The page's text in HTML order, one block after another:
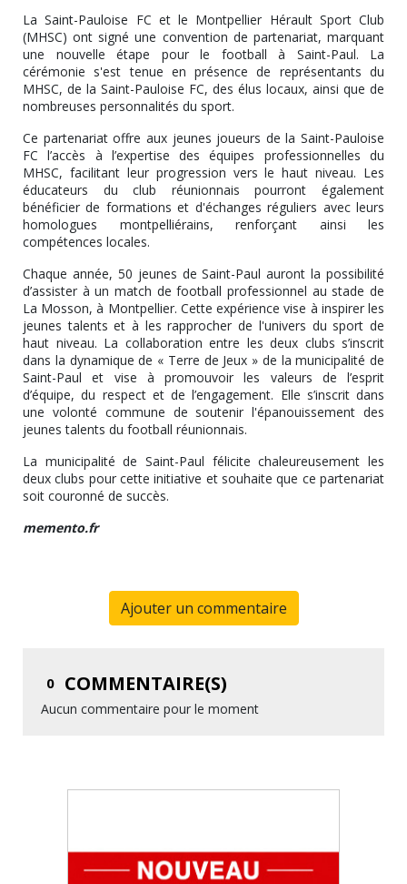
La Saint-Pauloise FC et le Montpellier Hérault Sport Club
(MHSC) ont signé une convention de partenariat, marquant
une nouvelle étape pour le football à Saint-Paul. La
cérémonie s'est tenue en présence de représentants du
MHSC, de la Saint-Pauloise FC, des élus locaux, ainsi que de
nombreuses personnalités du sport.
Ce partenariat offre aux jeunes joueurs de la Saint-Pauloise
FC l’accès à l’expertise des équipes professionnelles du
MHSC, facilitant leur progression vers le haut niveau. Les
éducateurs du club réunionnais pourront également
bénéficier de formations et d'échanges réguliers avec leurs
homologues montpelliérains, renforçant ainsi les
compétences locales.
Chaque année, 50 jeunes de Saint-Paul auront la possibilité
d’assister à un match de football professionnel au stade de
La Mosson, à Montpellier. Cette expérience vise à inspirer les
jeunes talents et à les rapprocher de l'univers du sport de
haut niveau. La collaboration entre les deux clubs s’inscrit
dans la dynamique de « Terre de Jeux » de la municipalité de
Saint-Paul et vise à promouvoir les valeurs de l’esprit
d’équipe, du respect et de l’engagement. Elle s’inscrit dans
une volonté commune de soutenir l'épanouissement des
jeunes talents du football réunionnais.
La municipalité de Saint-Paul félicite chaleureusement les
deux clubs pour cette initiative et souhaite que ce partenariat
soit couronné de succès.
memento.fr
Ajouter un commentaire
0 COMMENTAIRE(S)
Aucun commentaire pour le moment